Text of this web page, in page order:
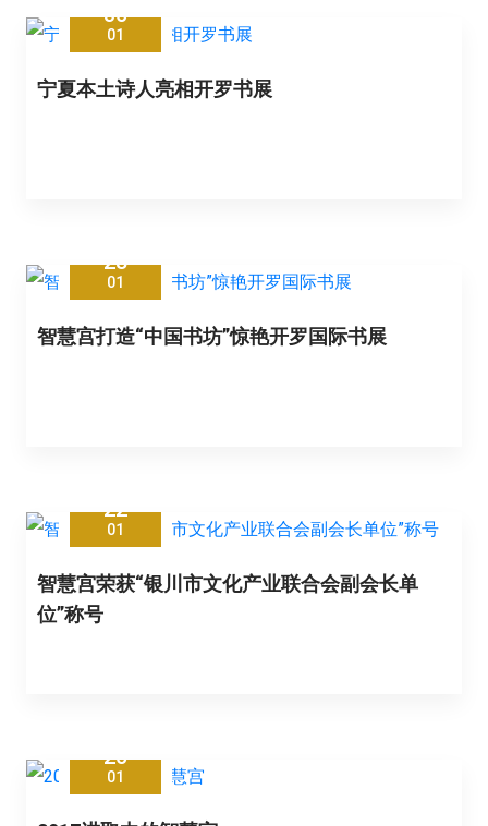
30
01
宁夏本土诗人亮相开罗书展
28
01
智慧宫打造“中国书坊”惊艳开罗国际书展
22
01
智慧宫荣获“银川市文化产业联合会副会长单
位”称号
20
01